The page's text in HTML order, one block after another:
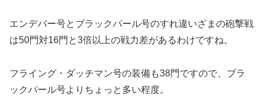
エンデバー号とブラックパール号のすれ違いざまの砲撃戦
は50門対16門と3倍以上の戦力差があるわけですね。
フライング・ダッチマン号の装備も38門ですので、ブラ
ックパール号よりちょっと多い程度。